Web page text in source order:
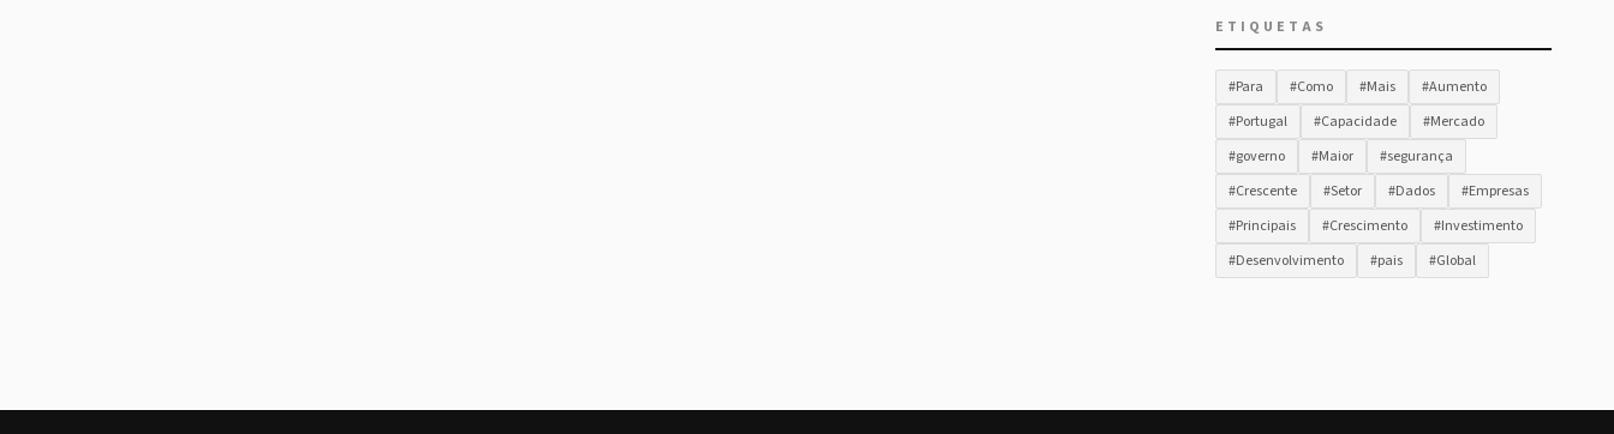
ETIQUETAS
#Para #Como #Mais
#Aumento
#Portugal
#Capacidade
#Mercado
#governo
#Maior
#segurança
#Crescente
#Setor #Dados
#Empresas
#Principais
#Crescimento
#Investimento
#Desenvolvimento
#pais #Global